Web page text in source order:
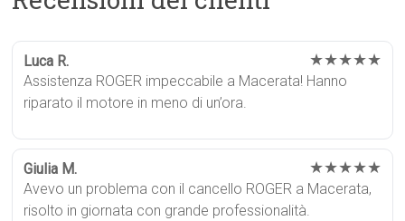
Luca R. ★★★★★
Assistenza ROGER impeccabile a Macerata! Hanno
riparato il motore in meno di un’ora.
Giulia M. ★★★★★
Avevo un problema con il cancello ROGER a Macerata,
risolto in giornata con grande professionalità.